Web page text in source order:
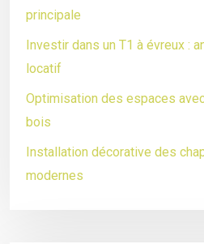
principale
Investir dans un T1 à évreux :
locatif
Optimisation des espaces
bois
Installation décorative des
modernes